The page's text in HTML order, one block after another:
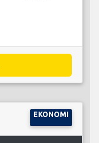
EKONOMI